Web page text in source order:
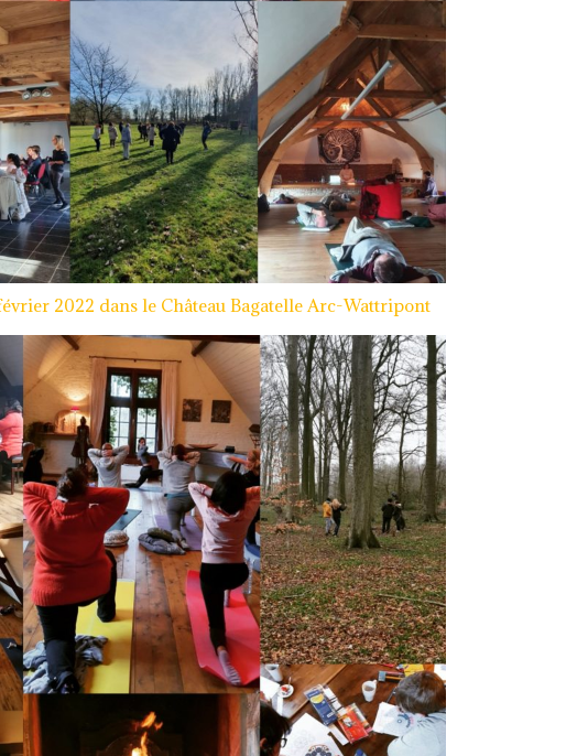
2022 dans le Château Bagatelle Arc-Wattripont